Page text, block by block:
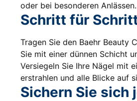
oder bei besonderen Anlässen.
Schritt für
Tragen Sie den Baehr Beauty
Sie mit einer dünnen Schicht
Versiegeln Sie Ihre Nägel mit
erstrahlen und alle Blicke auf
Sichern Sie sich